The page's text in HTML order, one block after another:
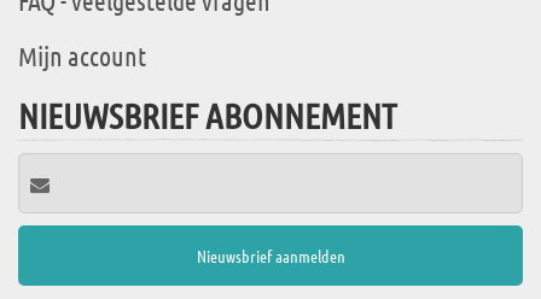
Mijn account
NIEUWSBRIEF ABONNEMENT